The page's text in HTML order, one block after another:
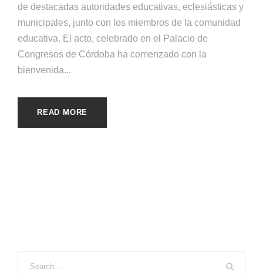
de destacadas autoridades educativas, eclesiásticas y
municipales, junto con los miembros de la comunidad
educativa. El acto, celebrado en el Palacio de
Congresos de Córdoba ha comenzado con la
bienvenida...
READ MORE